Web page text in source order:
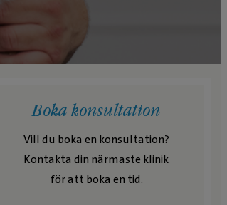
Boka konsultation
Vill du boka en konsultation?
Kontakta din närmaste klinik
för att boka en tid.